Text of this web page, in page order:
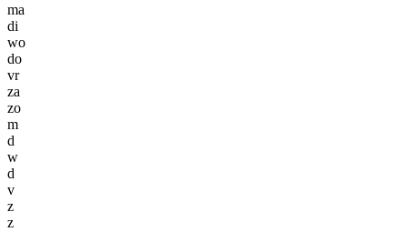
ma
di
wo
do
vr
za
zo
m
d
w
d
v
z
z